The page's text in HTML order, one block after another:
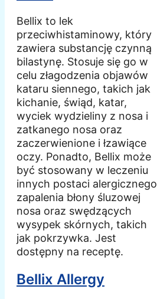
Bellix to lek
przeciwhistaminowy, który
zawiera substancję czynną
bilastynę. Stosuje się go w
celu złagodzenia objawów
kataru siennego, takich jak
kichanie, świąd, katar,
wyciek wydzieliny z nosa i
zatkanego nosa oraz
zaczerwienione i łzawiące
oczy. Ponadto, Bellix może
być stosowany w leczeniu
innych postaci alergicznego
zapalenia błony śluzowej
nosa oraz swędzących
wysypek skórnych, takich
jak pokrzywka. Jest
dostępny na receptę.
Bellix Allergy